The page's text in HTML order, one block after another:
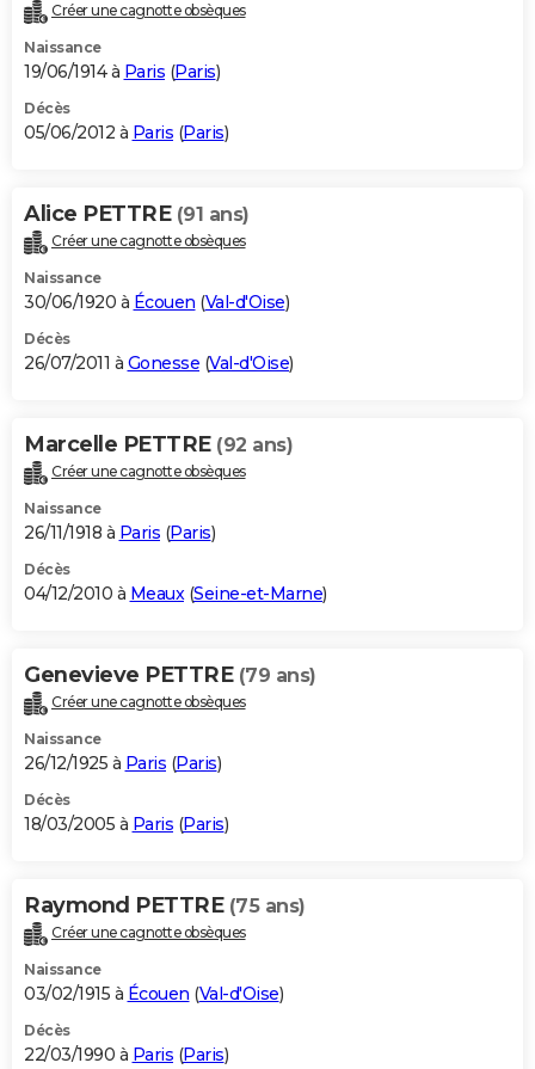
Créer une cagnotte obsèques
Naissance
19/06/1914 à Paris (Paris)
Décès
05/06/2012 à Paris (Paris)
Alice PETTRE (91 ans)
Créer une cagnotte obsèques
Naissance
30/06/1920 à Écouen (Val-d'Oise)
Décès
26/07/2011 à Gonesse (Val-d'Oise)
Marcelle PETTRE (92 ans)
Créer une cagnotte obsèques
Naissance
26/11/1918 à Paris (Paris)
Décès
04/12/2010 à Meaux(Seine-et-Marne)
Genevieve PETTRE (79 ans)
Créer une cagnotte obsèques
Naissance
26/12/1925 à Paris (Paris)
Décès
18/03/2005 à Paris (Paris)
Raymond PETTRE (75 ans)
Créer une cagnotte obsèques
Naissance
03/02/1915 à Écouen (Val-d'Oise)
Décès
22/03/1990 à Paris (Paris)